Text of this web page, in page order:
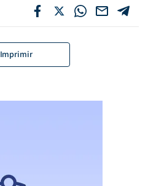
Imprimir